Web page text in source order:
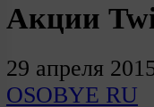
Акции
29 апреля
OSOBYE RU